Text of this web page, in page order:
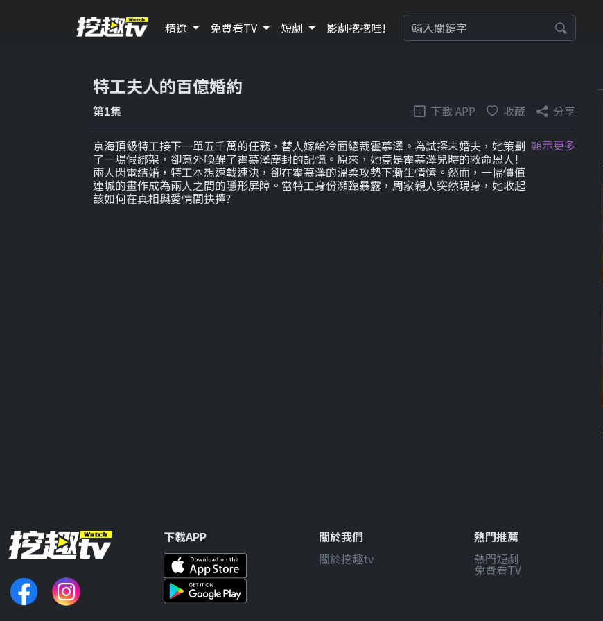
精選 免費看TV 短劇 影劇挖挖哇!
特工夫人的百億婚約
第1集 下載 APP 收藏 分享
京海頂級特工接下一單五千萬的任務，替人嫁給冷面總裁霍慕澤。為試探未婚夫，她策劃
了一場假綁架，卻意外喚醒了霍慕澤塵封的記憶。原來，她竟是霍慕澤兒時的救命恩人!
兩人閃電結婚，特工本想速戰速決，卻在霍慕澤的溫柔攻勢下漸生情愫。然而，一幅價值
連城的畫作成為兩人之間的隱形屏障。當特工身份瀕臨暴露，周家親人突然現身，她收起
該如何在真相與愛情間抉擇?
顯示更多
下載APP
關於我們
關於挖趣tv
熱門推薦
熱門短劇
免費看TV